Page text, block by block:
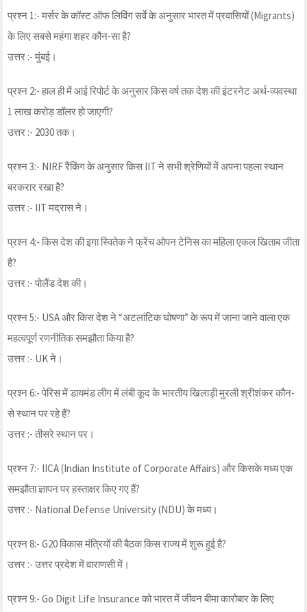
प्रश्न 1:- मर्सर के कॉस्ट ऑफ लिविंग सर्वे के अनुसार भारत में प्रवासियों (Migrants)
के लिए सबसे महंगा शहर कौन-सा है?
उत्तर :- मुंबई।
प्रश्न 2:- हाल ही में आई रिपोर्ट के अनुसार किस वर्ष तक देश की इंटरनेट अर्थ-व्यवस्था
1 लाख करोड़ डॉलर हो जाएगी?
उत्तर :- 2030 तक।
प्रश्न 3:- NIRF रैंकिंग के अनुसार किस IIT ने सभी श्रेणियों में अपना पहला स्थान
बरकरार रखा है?
उत्तर :- IIT मद्रास ने।
प्रश्न 4:- किस देश की इगा स्वितेक ने फ्रेंच ओपन टेनिस का महिला एकल खिताब जीता
है?
उत्तर :- पोलैंड देश की।
प्रश्न 5:- USA और किस देश ने “अटलांटिक घोषणा” के रूप में जाना जाने वाला एक
महत्वपूर्ण रणनीतिक समझौता किया है?
उत्तर :- UK ने।
प्रश्न 6:- पेरिस में डायमंड लीग में लंबी कूद के भारतीय खिलाड़ी मुरली श्रीशंकर कौन-
से स्थान पर रहे हैं?
उत्तर :- तीसरे स्थान पर।
प्रश्न 7:- IICA (Indian Institute of Corporate Affairs) और किसके मध्य एक
समझौता ज्ञापन पर हस्ताक्षर किए गए हैं?
उत्तर :- National Defense University (NDU) के मध्य।
प्रश्न 8:- G20 विकास मंत्रियों की बैठक किस राज्य में शुरू हुई है?
उत्तर :- उत्तर प्रदेश में वाराणसी में।
प्रश्न 9:- Go Digit Life Insurance को भारत में जीवन बीमा कारोबार के लिए